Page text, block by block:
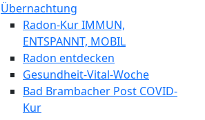
Übernachtung
Radon-Kur IMMUN,
ENTSPANNT, MOBIL
Radon entdecken
Gesundheit-Vital-Woche
Bad Brambacher Post COVID-
Kur